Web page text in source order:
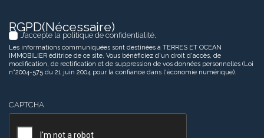
RGPD(Nécessaire)
J’accepte la politique de confidentialité.
Les informations communiquées sont destinées à TERRES ET OCEAN
IMMOBILIER éditrice de ce site. Vous bénéficiez d'un droit d'accès, de
modification, de rectification et de suppression de vos données personnelles (Loi
n°2004-575 du 21 juin 2004 pour la confiance dans l'économie numérique).
CAPTCHA